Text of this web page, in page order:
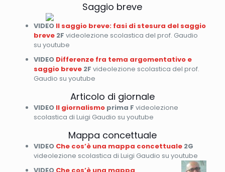
Saggio breve
VIDEO Il saggio breve: fasi di stesura del saggio
breve2F videolezione scolastica del prof. Gaudio
su youtube
VIDEO Differenze fra tema argomentativo e
saggio breve2F videolezione scolastica del prof.
Gaudio su youtube
Articolo di giornale
VIDEO Il giornalismoprima F videolezione
scolastica di Luigi Gaudio su youtube
Mappa concettuale
VIDEO Che cos’è una mappa concettuale2G
videolezione scolastica di Luigi Gaudio su youtube